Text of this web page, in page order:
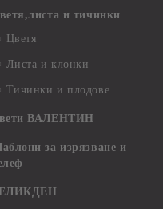
и тичинки
Цветя
Листа и клонки
Тичинки и плодове
ВАЛЕНТИН
за изрязване и